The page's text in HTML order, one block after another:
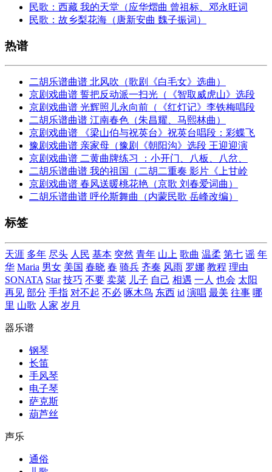
民歌：西藏 我的天堂（应华熠曲 曾祖标、邓永旺词
民歌：故乡梨花海（唐新安曲 魏子振词）
热谱
二胡乐谱曲谱 北风吹（歌剧《白毛女》选曲）
京剧戏曲谱 誓把反动派一扫光（《智取威虎山》选段
京剧戏曲谱 光辉照儿永向前（《红灯记》李铁梅唱段
二胡乐谱曲谱 江南春色（朱昌耀、马熙林曲）
京剧戏曲谱 《梁山伯与祝英台》祝英台唱段：彩蝶飞
豫剧戏曲谱 亲家母（豫剧《朝阳沟》选段 王迎迎演
京剧戏曲谱 二黄曲牌练习 ：小开门、八板、八岔、
二胡乐谱曲谱 我的祖国（二胡二重奏 影片《上甘岭
京剧戏曲谱 春风送暖桃花艳（京歌 刘春爱词曲）
二胡乐谱曲谱 呼伦斯舞曲（内蒙民歌 岳峰改编）
标签
天涯 多年 尽头 人民 基本 突然 青年 山上 歌曲 温柔 第七 谣 年
华 Maria 男女 美国 春晓 春 骑兵 齐奏 风雨 罗娜 教程 理由
SONATA Star 技巧 不要 卖菜 儿子 自己 相遇 一人 也会 太阳
再见 部分 手指 对不起 不必 啄木鸟 东西 id 演唱 最美 往事 哪
里 山歌 人家 岁月
器乐谱
钢琴
长笛
手风琴
电子琴
萨克斯
葫芦丝
声乐
通俗